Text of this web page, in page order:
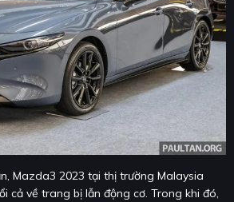
Mazda3 2023 tại thị trường Malaysia
cả về trang bị lẫn động cơ. Trong khi đó,